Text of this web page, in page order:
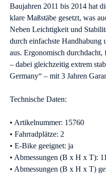
Baujahren 2011 bis 2014 hat
klare Maßstäbe gesetzt, was
Neben Leichtigkeit und
durch einfachste Handhabung
aus. Ergonomisch
– dabei gleichzeitig extrem
Germany“ – mit 3 Jahren
Technische Daten:
• Artikelnummer: 15760
• Fahrradplätze: 2
• E-Bike geeignet: ja
• Abmessungen (B x H x T):
• Abmessungen (B x H x T)